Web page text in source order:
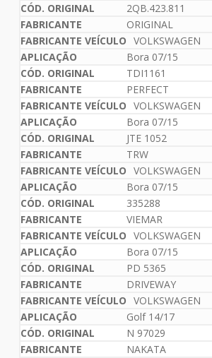
2QB.423.811
ORIGINAL
VOLKSWAGEN
Bora 07/15
TDI1161
PERFECT
VOLKSWAGEN
Bora 07/15
JTE 1052
TRW
VOLKSWAGEN
Bora 07/15
335288
VIEMAR
VOLKSWAGEN
Bora 07/15
PD 5365
DRIVEWAY
VOLKSWAGEN
Golf 14/17
N 97029
NAKATA